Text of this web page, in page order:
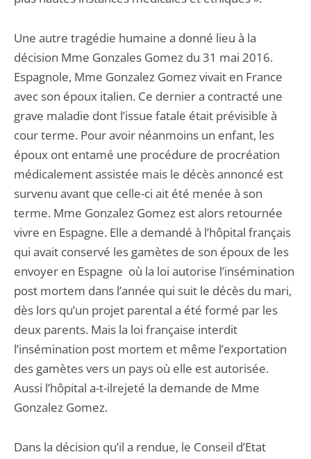
Une autre tragédie humaine a donné lieu à la
décision Mme Gonzales Gomez du 31 mai 2016.
Espagnole, Mme Gonzalez Gomez vivait en France
avec son époux italien. Ce dernier a contracté une
grave maladie dont l’issue fatale était prévisible à
cour terme. Pour avoir néanmoins un enfant, les
époux ont entamé une procédure de procréation
médicalement assistée mais le décès annoncé est
survenu avant que celle-ci ait été menée à son
terme. Mme Gonzalez Gomez est alors retournée
vivre en Espagne. Elle a demandé à l’hôpital français
qui avait conservé les gamètes de son époux de les
envoyer en Espagne où la loi autorise l’insémination
post mortem dans l’année qui suit le décès du mari,
dès lors qu’un projet parental a été formé par les
deux parents. Mais la loi française interdit
l’insémination post mortem et même l’exportation
des gamètes vers un pays où elle est autorisée.
Aussi l’hôpital a-t-ilrejeté la demande de Mme
Gonzalez Gomez.
Dans la décision qu’il a rendue, le Conseil d’Etat